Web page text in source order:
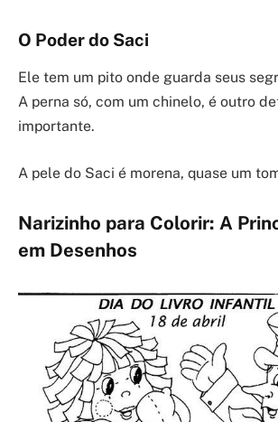
O Poder do Saci
Ele tem um pito onde guarda seus
A perna só, com um chinelo, é outro
importante.
A pele do Saci é morena, quase um
Narizinho para Colorir: A
em Desenhos